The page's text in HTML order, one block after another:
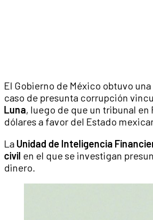
El Gobierno de México obtuvo
caso de presunta corrupción
Luna, luego de que un tribunal
dólares a favor del Estado
La Unidad de Inteligencia
civil en el que se investigan
dinero.